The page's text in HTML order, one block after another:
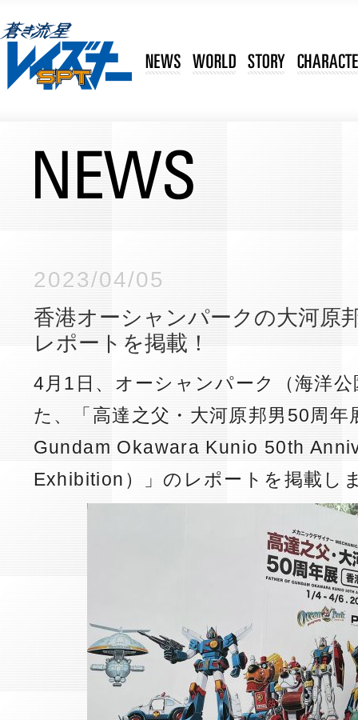
2023/04/05
香港オーシャンパークの大河原
レポートを掲載！
4月1日、オーシャンパーク（海洋
た、「高達之父・大河原邦男50周
Gundam Okawara Kunio 50th
Exhibition）」のレポートを掲載し